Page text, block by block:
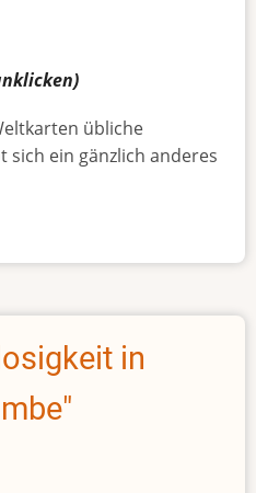
übliche
ein gänzlich anderes
in